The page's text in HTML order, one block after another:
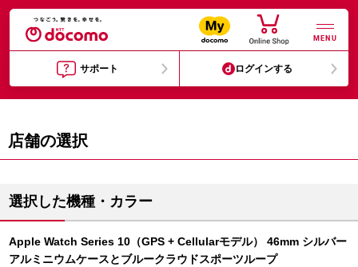
MENU
サポート ログインする
店舗の選択
選択した機種・カラー
Apple Watch Series 10（GPS + Cellularモデル） 46mm シルバー
アルミニウムケースとブルークラウドスポーツループ